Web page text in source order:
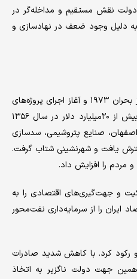
دولت نقش مستقیم و مداخله‌گر در
رشد ایفا می‌کرد و از این طریق نابرابری‌های عمیقی را به وجود آورد به گونه‌ای که در اواخر دهه ۴۰ به دلیل وجود ضعف در نهادسازی و
ورود به دهه ۱۳۵۰ با دو رخداد مهم همراه شد؛ به شکلی که جهش بی‌سابقه در قیمت جهانی نفت پس از بحران ۱۹۷۳ و آغاز اجرای پروژه‌های
بلندپروازانه عمرانی و صنعتی در ایران رخ داد. درآمدهای نفتی از حدود ۲‌میلیارد دلار در اوایل دهه، به بیش از ۲۰‌میلیارد دلار در سال ۱۳۵۶
صنایع پتروشیمی، سدسازی
یافت و شهرنشینی شتاب گرفت.
مردم را افزایش داد.
مالکیت و جهت‌گیری‌های اقتصادی را به
ایران را از سرمایه‌داری نفت‌محور
مرحله‌ تخریب و رکود کرد. با کاهش شدید صادرات
جهت دولت ناگزیر به اتخاذ